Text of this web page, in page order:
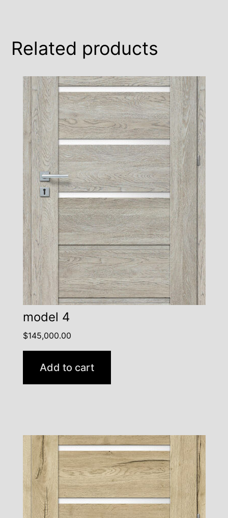
Related products
model 4
$145,000.00
Add to cart